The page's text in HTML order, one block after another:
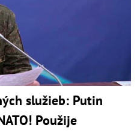
služieb: Putin
Použije